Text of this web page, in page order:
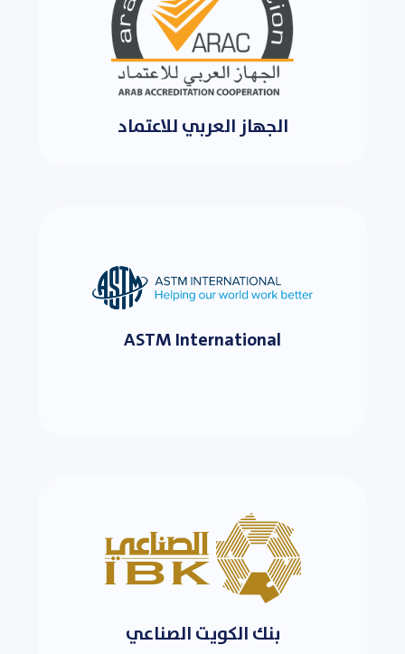
الجهاز العربي للاعتماد
ASTM International
بنك الكويت الصناعي